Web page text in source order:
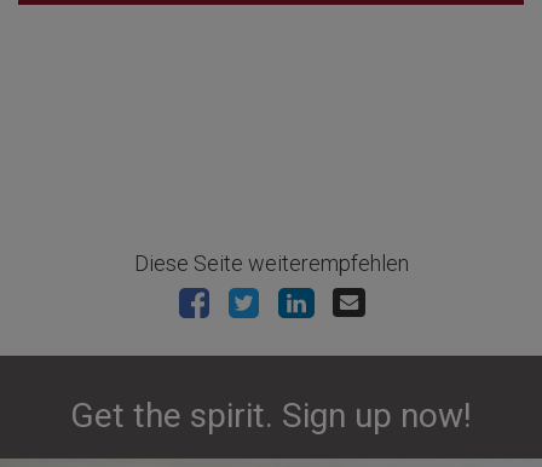
Diese Seite weiterempfehlen
Get the spirit. Sign up now!